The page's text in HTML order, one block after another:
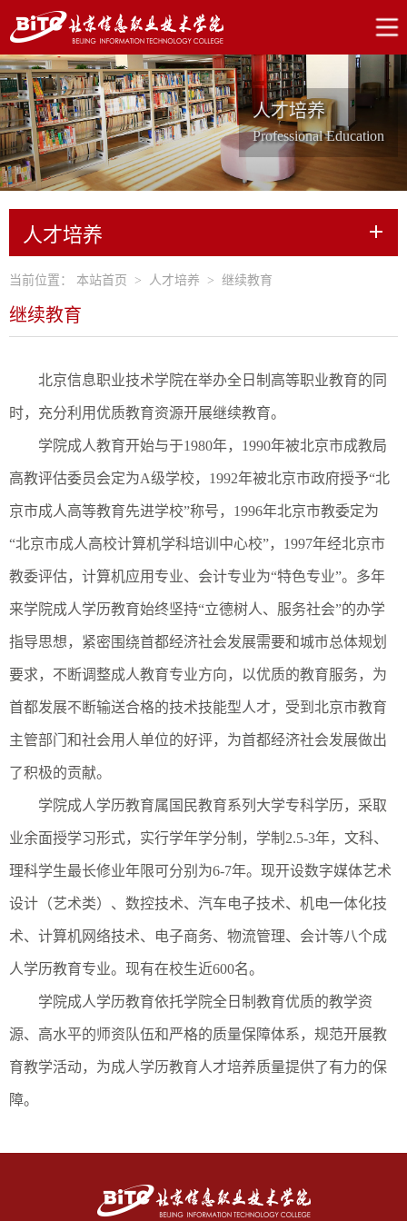
人才培养
Professional Education
人才培养
当前位置： 本站首页 > 人才培养 > 继续教育
继续教育
北京信息职业技术学院在举办全日制高等职业教育的同
时，充分利用优质教育资源开展继续教育。
学院成人教育开始与于1980年，1990年被北京市成教局
高教评估委员会定为A级学校，1992年被北京市政府授予“北
京市成人高等教育先进学校”称号，1996年北京市教委定为
“北京市成人高校计算机学科培训中心校”，1997年经北京市
教委评估，计算机应用专业、会计专业为“特色专业”。多年
来学院成人学历教育始终坚持“立德树人、服务社会”的办学
指导思想，紧密围绕首都经济社会发展需要和城市总体规划
要求，不断调整成人教育专业方向，以优质的教育服务，为
首都发展不断输送合格的技术技能型人才，受到北京市教育
主管部门和社会用人单位的好评，为首都经济社会发展做出
了积极的贡献。
学院成人学历教育属国民教育系列大学专科学历，采取
业余面授学习形式，实行学年学分制，学制2.5-3年，文科、
理科学生最长修业年限可分别为6-7年。现开设数字媒体艺术
设计（艺术类）、数控技术、汽车电子技术、机电一体化技
术、计算机网络技术、电子商务、物流管理、会计等八个成
人学历教育专业。现有在校生近600名。
学院成人学历教育依托学院全日制教育优质的教学资
源、高水平的师资队伍和严格的质量保障体系，规范开展教
育教学活动，为成人学历教育人才培养质量提供了有力的保
障。